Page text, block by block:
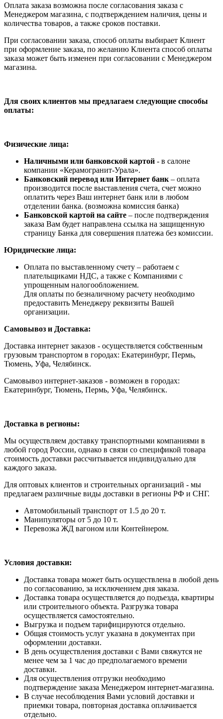
Оплата заказа возможна после согласования заказа с
Менеджером магазина, с подтверждением наличия, цены и
количества товаров, а также сроков поставки.
При согласовании заказа, способ оплаты выбирает Клиент
при оформление заказа, по желанию Клиента способ оплаты
заказа может быть изменен при согласовании с Менеджером
магазина.
Для своих клиентов мы предлагаем следующие способы
оплаты:
Физические лица:
Наличными или банковской картой - в салоне
компании «Керамогранит-Урала».
Банковский перевод или Интернет банк – оплата
производится после выставления счета, счет можно
оплатить через Ваш интернет банк или в любом
отделении банка. (возможна комиссия банка)
Банковской картой на сайте – после подтверждения
заказа Вам будет направлена ссылка на защищенную
страницу Банка для совершения платежа без комиссии.
Юридические лица:
Оплата по выставленному счету – работаем с
плательщиками НДС, а также с Компаниями с
упрощенным налогообложением.
Для оплаты по безналичному расчету необходимо
предоставить Менеджеру реквизиты Вашей
организации.
Самовывоз и Доставка:
Доставка интернет заказов - осуществляется собственным
грузовым транспортом в городах: Екатеринбург, Пермь,
Тюмень, Уфа, Челябинск.
Самовывоз интернет-заказов - возможен в городах:
Екатеринбург, Тюмень, Пермь, Уфа, Челябинск.
Доставка в регионы:
Мы осуществляем доставку транспортными компаниями в
любой город России, однако в связи со спецификой товара
стоимость доставки рассчитывается индивидуально для
каждого заказа.
Для оптовых клиентов и строительных организаций - мы
предлагаем различные виды доставки в регионы РФ и СНГ.
Автомобильный транспорт от 1.5 до 20 т.
Манипуляторы от 5 до 10 т.
Перевозка ЖД вагоном или Контейнером.
Условия доставки:
Доставка товара может быть осуществлена в любой день
по согласованию, за исключением дня заказа.
Доставка товара осуществляется до подъезда, квартиры
или строительного объекта. Разгрузка товара
осуществляется самостоятельно.
Выгрузка и подъем тарифицируются отдельно.
Общая стоимость услуг указана в документах при
оформлении доставки.
В день осуществления доставки с Вами свяжутся не
менее чем за 1 час до предполагаемого времени
доставки.
Для осуществления отгрузки необходимо
подтверждение заказа Менеджером интернет-магазина.
В случае несоблюдения Вами условий доставки и
приемки товара, повторная доставка оплачивается
отдельно.